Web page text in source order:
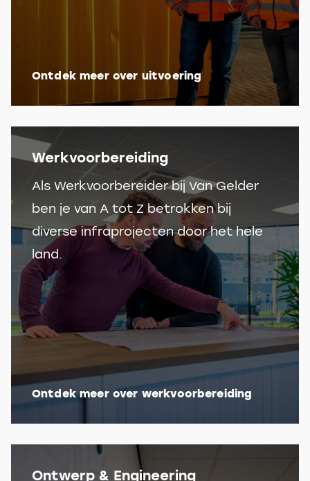
Ontdek meer over uitvoering
Werkvoorbereiding
Als Werkvoorbereider bij Van Gelder
ben je van A tot Z betrokken bij
diverse infraprojecten door het hele
land.
Ontdek meer over werkvoorbereiding
Ontwerp & Engineering